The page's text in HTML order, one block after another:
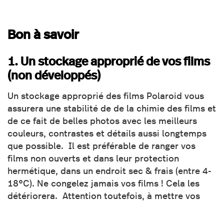
Bon à savoir
1. Un stockage approprié de vos films
(non développés)
Un stockage approprié des films Polaroid vous
assurera une stabilité de de la chimie des films et
de ce fait de belles photos avec les meilleurs
couleurs, contrastes et détails aussi longtemps
que possible. Il est préférable de ranger vos
films non ouverts et dans leur protection
hermétique, dans un endroit sec & frais (entre 4-
18°C). Ne congelez jamais vos films ! Cela les
détériorera. Attention toutefois, à mettre vos